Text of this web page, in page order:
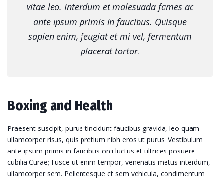
vitae leo. Interdum et malesuada fames ac
ante ipsum primis in faucibus. Quisque
sapien enim, feugiat et mi vel, fermentum
placerat tortor.
Boxing and Health
Praesent suscipit, purus tincidunt faucibus gravida, leo quam
ullamcorper risus, quis pretium nibh eros ut purus. Vestibulum
ante ipsum primis in faucibus orci luctus et ultrices posuere
cubilia Curae; Fusce ut enim tempor, venenatis metus interdum,
ullamcorper sem. Pellentesque et sem vehicula, condimentum